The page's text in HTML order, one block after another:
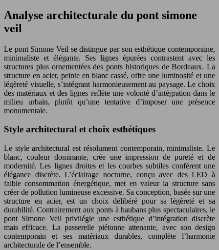
Analyse architecturale du pont simone
veil
Le pont Simone Veil se distingue par son esthétique contemporaine,
minimaliste et élégante. Ses lignes épurées contrastent avec les
structures plus ornementées des ponts historiques de Bordeaux. La
structure en acier, peinte en blanc cassé, offre une luminosité et une
légèreté visuelle, s’intégrant harmonieusement au paysage. Le choix
des matériaux et des lignes reflète une volonté d’intégration dans le
milieu urbain, plutôt qu’une tentative d’imposer une présence
monumentale.
Style architectural et choix esthétiques
Le style architectural est résolument contemporain, minimaliste. Le
blanc, couleur dominante, crée une impression de pureté et de
modernité. Les lignes droites et les courbes subtiles confèrent une
élégance discrète. L’éclairage nocturne, conçu avec des LED à
faible consommation énergétique, met en valeur la structure sans
créer de pollution lumineuse excessive. Sa conception, basée sur une
structure en acier, est un choix délibéré pour sa légèreté et sa
durabilité. Contrairement aux ponts à haubans plus spectaculaires, le
pont Simone Veil privilégie une esthétique d’intégration discrète
mais efficace. La passerelle piétonne attenante, avec son design
contemporain et ses matériaux durables, complète l’harmonie
architecturale de l’ensemble.